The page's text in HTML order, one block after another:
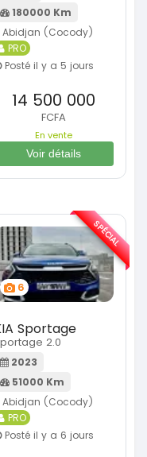
180000 Km
Abidjan (Cocody)
PRO
Posté il y a 5 jours
14 500 000
FCFA
En vente
Voir détails
6
Sportage
2.0
2023
51000 Km
Abidjan (Cocody)
PRO
Posté il y a 6 jours
SPÉCIAL